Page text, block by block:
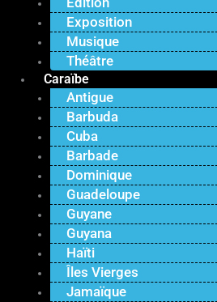
Exposition
Musique
Théâtre
Caraïbe
Antigue
Barbuda
Cuba
Barbade
Dominique
Guadeloupe
Guyane
Guyana
Haïti
Îles Vierges
Jamaïque